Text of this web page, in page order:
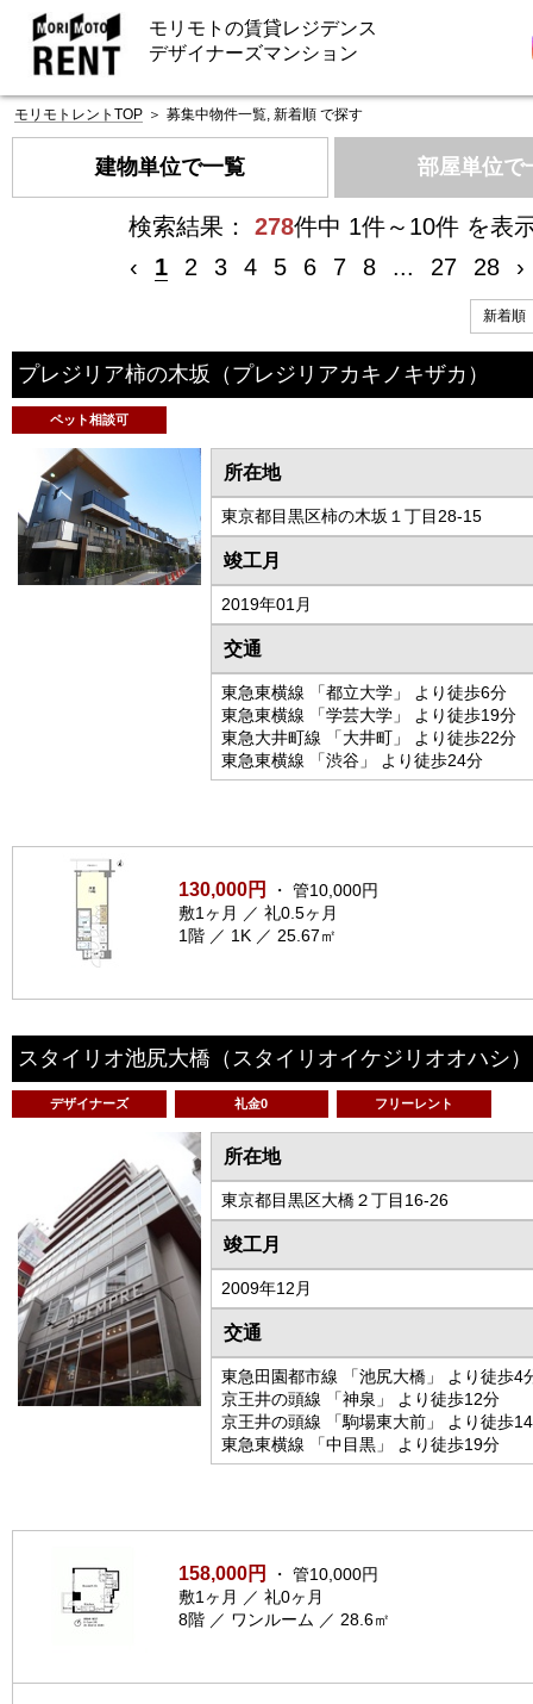
モリモトの賃貸レジデンス
デザイナーズマンション
モリモトレントTOP ＞ 募集中物件一覧, 新着順 で探す
建物単位で一覧 部屋単位で
検索結果： 278件中 1件～10件 を表
‹
1 2 3 4 5 6 7 8 ... 27 28 ›
プレジリア柿の木坂 （プレジリアカキノキザカ）
ペット相談可
所在地
東京都目黒区柿の木坂１丁目28-15
竣工月
2019年01月
交通
東急東横線 「都立大学」 より徒歩6分
東急東横線 「学芸大学」 より徒歩19分
東急大井町線 「大井町」 より徒歩22分
東急東横線 「渋谷」 より徒歩24分
130,000円
・ 管10,000円
敷1ヶ月 ／ 礼0.5ヶ月
1階 ／ 1K ／ 25.67㎡
スタイリオ池尻大橋 （スタイリオイケジリオオハシ）
デザイナーズ 礼金0 フリーレント
所在地
東京都目黒区大橋２丁目16-26
竣工月
2009年12月
交通
東急田園都市線 「池尻大橋」 より徒歩4
京王井の頭線 「神泉」 より徒歩12分
京王井の頭線 「駒場東大前」 より徒歩
東急東横線 「中目黒」 より徒歩19分
158,000円
・ 管10,000円
敷1ヶ月 ／ 礼0ヶ月
8階 ／ ワンルーム ／ 28.6㎡